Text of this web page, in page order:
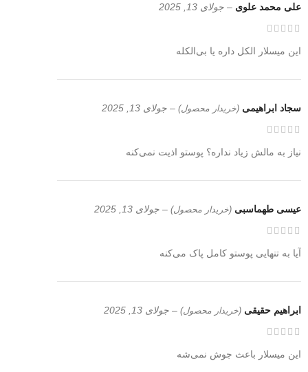
علی محمد علوی – جولای 13, 2025
این میسلار الکل داره یا بی‌الکله
سجاد ابراهیمی (خریدار محصول) – جولای 13, 2025
نیاز به مالش زیاد نداره؟ پوستو اذیت نمی‌کنه
عیسی طهماسبی (خریدار محصول) – جولای 13, 2025
آیا به تنهایی پوستو کامل پاک می‌کنه
ابراهیم حقیقی (خریدار محصول) – جولای 13, 2025
این میسلار باعث جوش نمی‌شه